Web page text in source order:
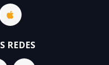
REDES